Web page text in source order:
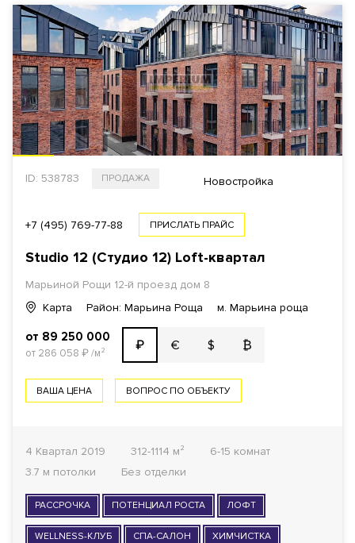
ID: 538783 ПРОДАЖА Новостройка
+7 (495) 769-77-88 ПРИСЛАТЬ ПРАЙС
Studio 12 (Студио 12) Loft-квартал
Марьиной Рощи 12-й проезд дом 8
Карта
Район: Марьина Роща м. Марьина роща
от 89 250 000
от 286 058 ₽/м² ₽ € $ ₿
ВАША ЦЕНА ВОПРОС ПО ОБЪЕКТУ
4 Квартал 2019 312-1114 м²
6-15 комнат
3.7 м потолки
Без отделки
РАССРОЧКА ПОТЕНЦИАЛ РОСТА ЛОФТ
WELLNESS-КЛУБ СПА-САЛОН ХИМЧИСТКА